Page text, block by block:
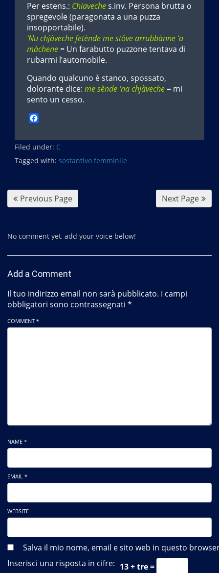
Per estens.: Chiaveches.inv. Persona brutta o
spregevole (paragonata a una puzza
insopportabile).
‘Nu chjàveche fetènde me stöve arrubbànne ‘a
màchene = Un farabutto puzzone tentava di
rubarmi l’automobile.
Quando qualcuno è stanco, spossato,
dolorante dice: me sènde ‘na chjàveche = mi
sento un cesso.
c
e
b
Filed under: C
Tagged with: sostantivo femminile
Previous Page Next Page
No comment yet, add your voice below!
Add a Comment
Il tuo indirizzo email non sarà pubblicato. I campi
obbligatori sono contrassegnati *
COMMENT *
NAME *
EMAIL *
WEBSITE
Salva il mio nome, email e sito web in questo
Inserisci una risposta in cifre: 13 + tre =